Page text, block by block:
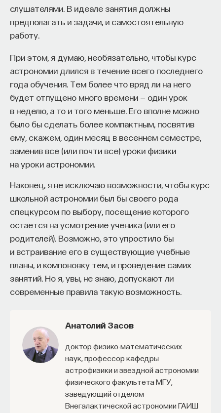
слушателями. В идеале занятия должны
предполагать и задачи, и самостоятельную
работу.
При этом, я думаю, необязательно, чтобы курс
астрономии длился в течение всего последнего
года обучения. Тем более что вряд ли на него
будет отпущено много времени — один урок
в неделю, а то и того меньше. Его вполне можно
было бы сделать более компактным, посвятив
ему, скажем, один месяц в весеннем семестре,
заменив все (или почти все) уроки физики
на уроки астрономии.
Наконец, я не исключаю возможности, чтобы курс
школьной астрономии был бы своего рода
спецкурсом по выбору, посещение которого
остается на усмотрение ученика (или его
родителей). Возможно, это упростило бы
и встраивание его в существующие учебные
планы, и компоновку тем, и проведение самих
занятий. Но я, увы, не знаю, допускают ли
современные правила такую возможность.
Анатолий Засов
доктор физико-математических
наук, профессор кафедры
астрофизики и звездной астрономии
физического факультета МГУ,
заведующий отделом
Внегалактической астрономии ГАИШ
НАД МАТЕРИАЛОМ РАБОТАЛИ
Ивар Максутов
издательского дома "ПостНаука", религиовед
Ульяна Раведовская
Сения Долгачева
редактор ПостНауки
ИСКУССТВЕННЫЙ ИНТЕЛЛЕКТ
220 публикаций
ИСКУССТВЕННЫЙ ИНТЕЛЛЕКТ УНИВЕРСИТЕТ
АКАДЕМИЧЕСКАЯ СРЕДА ОБУЧЕНИЕ
СТРОИТЕЛИ БУДУЩЕГО
ПАРТНЁР ПРОЕКТА